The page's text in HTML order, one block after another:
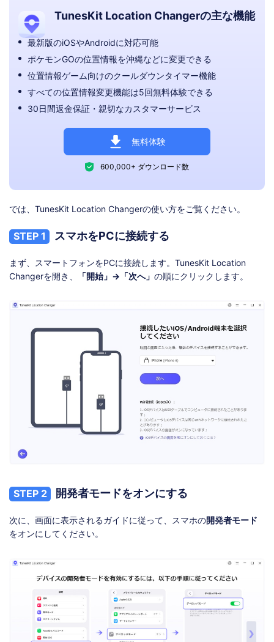
TunesKit Location Changerの主な機能
最新版のiOSやAndroidに対応可能
ポケモンGOの位置情報を沖縄などに変更できる
位置情報ゲーム向けのクールダウンタイマー機能
すべての位置情報変更機能は5回無料体験できる
30日間返金保証・親切なカスタマーサービス
無料体験
600,000+ ダウンロード数
では、TunesKit Location Changerの使い方をご覧ください。
STEP 1 スマホをPCに接続する
まず、スマートフォンをPCに接続します。TunesKit Location
Changerを開き、
「開始」→「次へ」 の順にクリックします。
STEP 2 開発者モードをオンにする
次に、画面に表示されるガイドに従って、スマホの開発者モード
をオンにしてください。